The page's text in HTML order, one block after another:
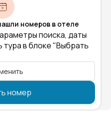
номеров в отеле
поиска, даты
в блоке "Выбрать
номер